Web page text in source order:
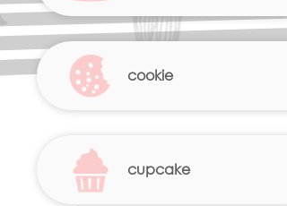
cookie
cupcake